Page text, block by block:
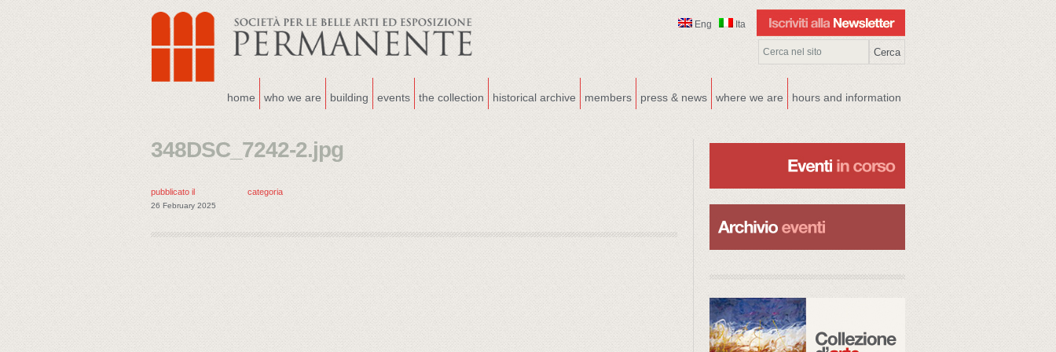
Eng Ita
home who we are building events the collection historical archive members press & news where we are hours and information
348DSC_7242-2.jpg
pubblicato il
26 February 2025
categoria